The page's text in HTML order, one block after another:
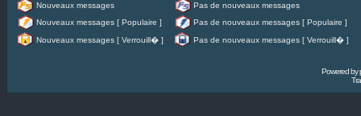
Nouveaux messages
Pas de nouveaux messages
Nouveaux messages [ Populaire ]
Pas de nouveaux messages [ Populaire ]
Nouveaux messages [ Verrouill� ]
Pas de nouveaux messages [ Verrouill� ]
Powered by